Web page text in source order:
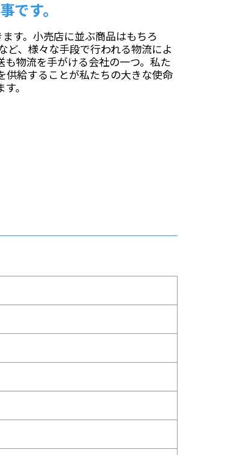
です。
す。小売店に並ぶ商品はもちろ
ど、様々な手段で行われる物流によ
物流を手がける会社の一つ。私た
供給することが私たちの大きな使命
。